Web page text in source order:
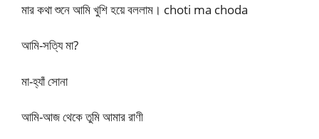
মার কথা শুনে আমি খুশি হয়ে বললাম। choti ma choda
আমি-সত্যি মা?
মা-হ্যাঁ সোনা
আমি-আজ থেকে তুমি আমার রাণী